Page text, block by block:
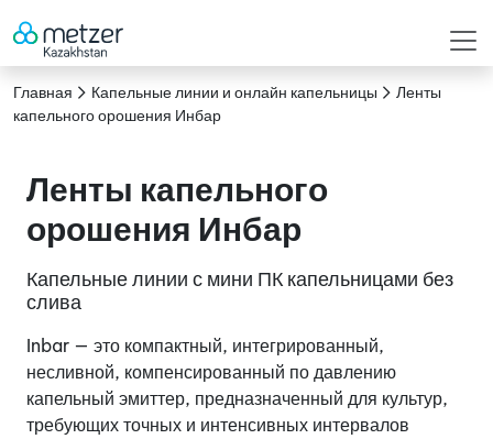
Главная Капельные линии и онлайн капельницы
Ленты
капельного орошения Инбар
Ленты капельного
орошения Инбар
Капельные линии с мини ПК капельницами без
слива
Inbar — это компактный, интегрированный,
несливной, компенсированный по давлению
капельный эмиттер, предназначенный для культур,
требующих точных и интенсивных интервалов